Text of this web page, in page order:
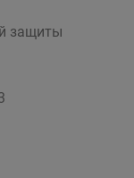
защиты